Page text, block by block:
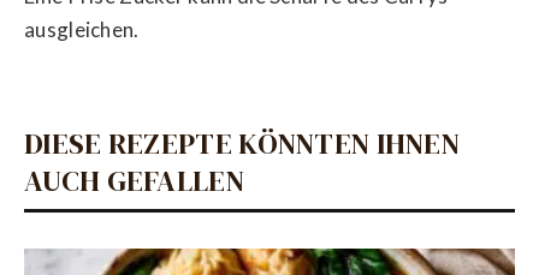
ausgleichen.
DIESE REZEPTE KÖNNTEN IHNEN
AUCH GEFALLEN